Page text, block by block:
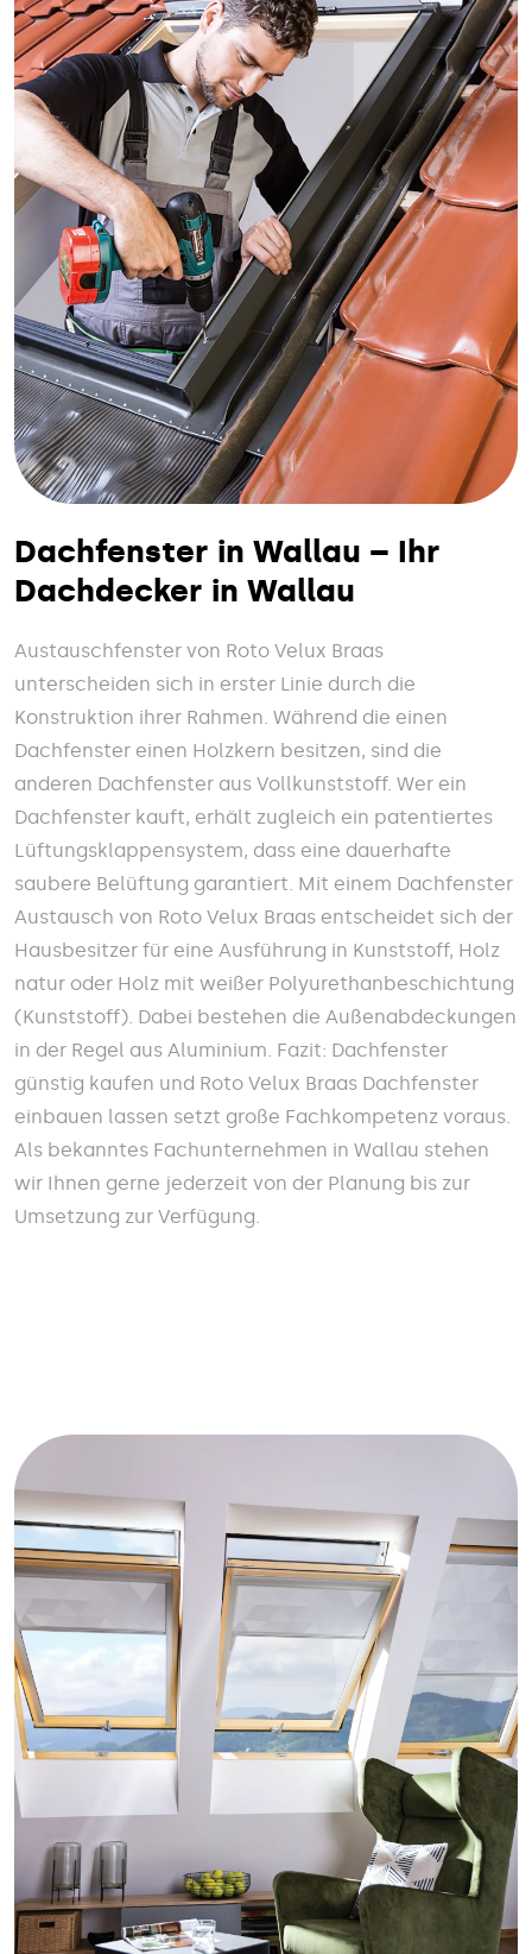
Dachfenster in Wallau – Ihr
Dachdecker in Wallau
Austauschfenster von Roto Velux Braas
unterscheiden sich in erster Linie durch die
Konstruktion ihrer Rahmen. Während die einen
Dachfenster einen Holzkern besitzen, sind die
anderen Dachfenster aus Vollkunststoff. Wer ein
Dachfenster kauft, erhält zugleich ein patentiertes
Lüftungsklappensystem, dass eine dauerhafte
saubere Belüftung garantiert. Mit einem Dachfenster
Austausch von Roto Velux Braas entscheidet sich der
Hausbesitzer für eine Ausführung in Kunststoff, Holz
natur oder Holz mit weißer Polyurethanbeschichtung
(Kunststoff). Dabei bestehen die Außenabdeckungen
in der Regel aus Aluminium. Fazit: Dachfenster
günstig kaufen und Roto Velux Braas Dachfenster
einbauen lassen setzt große Fachkompetenz voraus.
Als bekanntes Fachunternehmen in Wallau stehen
wir Ihnen gerne jederzeit von der Planung bis zur
Umsetzung zur Verfügung.